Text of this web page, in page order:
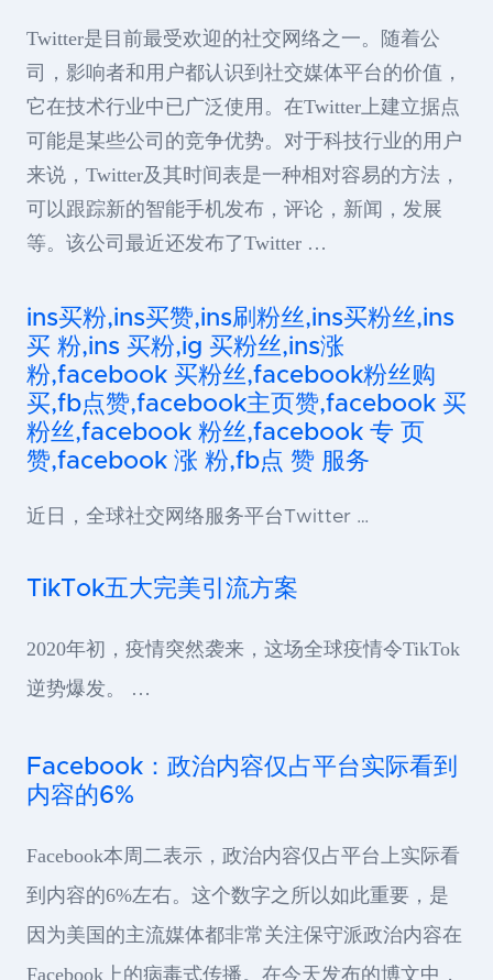
Twitter是目前最受欢迎的社交网络之一。随着公
司，影响者和用户都认识到社交媒体平台的价值，
它在技术行业中已广泛使用。在Twitter上建立据点
可能是某些公司的竞争优势。对于科技行业的用户
来说，Twitter及其时间表是一种相对容易的方法，
可以跟踪新的智能手机发布，评论，新闻，发展
等。该公司最近还发布了Twitter …
ins买粉,ins买赞,ins刷粉丝,ins买粉丝,ins
买 粉,ins 买粉,ig 买粉丝,ins涨
粉,facebook 买粉丝,facebook粉丝购
买,fb点赞,facebook主页赞,facebook 买
粉丝,facebook 粉丝,facebook 专 页
赞,facebook 涨 粉,fb点 赞 服务
近日，全球社交网络服务平台Twitter …
TikTok五大完美引流方案
2020年初，疫情突然袭来，这场全球疫情令TikTok
逆势爆发。 …
Facebook：政治内容仅占平台实际看到
内容的6%
Facebook本周二表示，政治内容仅占平台上实际看
到内容的6%左右。这个数字之所以如此重要，是
因为美国的主流媒体都非常关注保守派政治内容在
Facebook上的病毒式传播。在今天发布的博文中，